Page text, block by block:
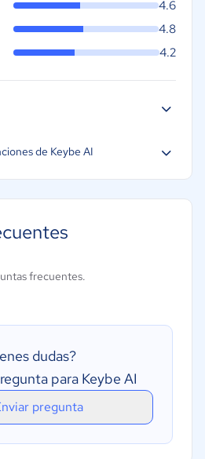
4.6
4.8
4.2
de Keybe AI
intenciones
frecuentes.
dudas?
para Keybe AI
pregunta